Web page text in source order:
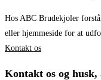
Hos ABC Brudekjoler
eller hjemmeside for at
Kontakt os
Kontakt os og